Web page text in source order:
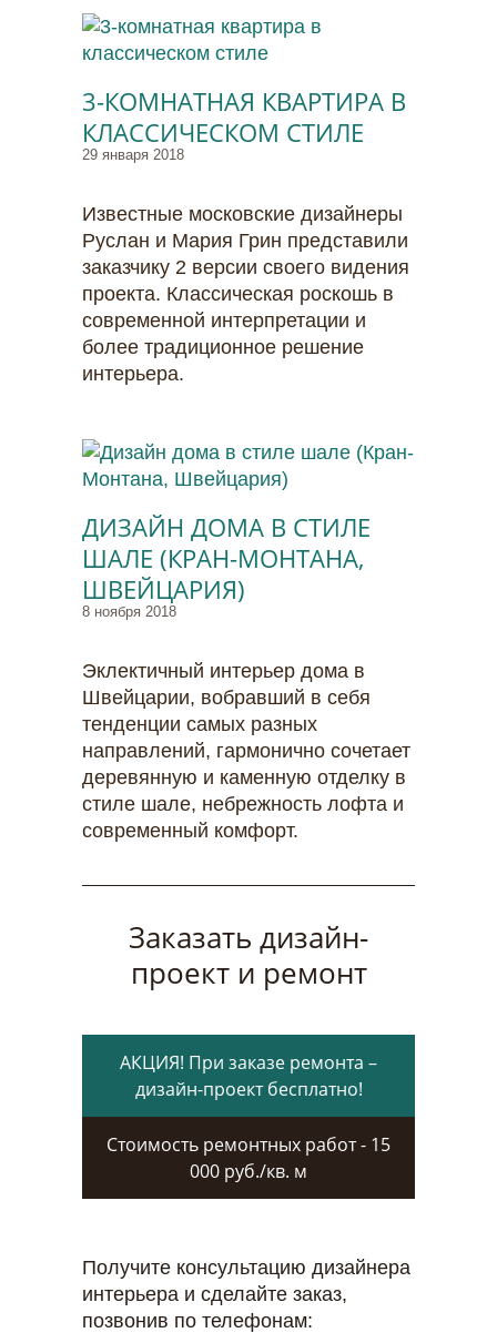
3-КОМНАТНАЯ КВАРТИРА В
КЛАССИЧЕСКОМ СТИЛЕ
29 января 2018
Известные московские дизайнеры
Руслан и Мария Грин представили
заказчику 2 версии своего видения
проекта. Классическая роскошь в
современной интерпретации и
более традиционное решение
интерьера.
ДИЗАЙН ДОМА В СТИЛЕ
ШАЛЕ (КРАН-МОНТАНА,
ШВЕЙЦАРИЯ)
8 ноября 2018
Эклектичный интерьер дома в
Швейцарии, вобравший в себя
тенденции самых разных
направлений, гармонично сочетает
деревянную и каменную отделку в
стиле шале, небрежность лофта и
современный комфорт.
Заказать дизайн-
проект и ремонт
АКЦИЯ! При заказе ремонта –
дизайн-проект бесплатно!
Стоимость ремонтных работ - 15
000 руб./кв. м
Получите консультацию дизайнера
интерьера и сделайте заказ,
позвонив по телефонам: